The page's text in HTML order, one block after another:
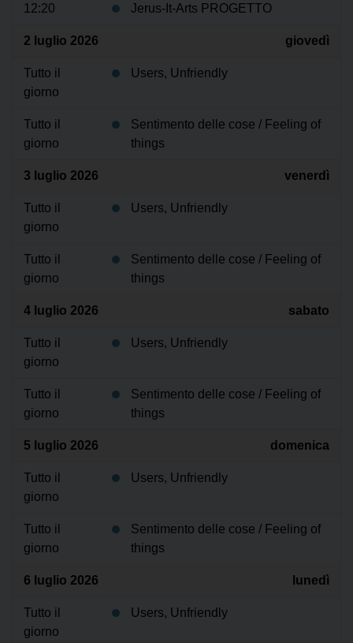
12:20 Jerus-It-Arts PROGETTO
2 luglio 2026 giovedì
Tutto il
giorno
Users, Unfriendly
Tutto il
giorno
Sentimento delle cose / Feeling of
things
3 luglio 2026 venerdì
Tutto il
giorno
Users, Unfriendly
Tutto il
giorno
Sentimento delle cose / Feeling of
things
4 luglio 2026 sabato
Tutto il
giorno
Users, Unfriendly
Tutto il
giorno
Sentimento delle cose / Feeling of
things
5 luglio 2026 domenica
Tutto il
giorno
Users, Unfriendly
Tutto il
giorno
Sentimento delle cose / Feeling of
things
6 luglio 2026 lunedì
Tutto il
giorno
Users, Unfriendly